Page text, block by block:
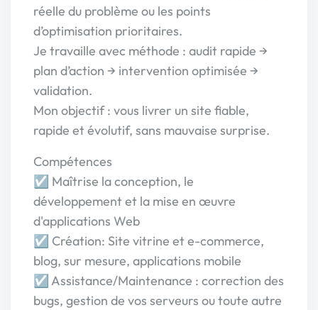
réelle du problème ou les points
d’optimisation prioritaires.
Je travaille avec méthode : audit rapide →
plan d’action → intervention optimisée →
validation.
Mon objectif : vous livrer un site fiable,
rapide et évolutif, sans mauvaise surprise.
Compétences
☑ Maîtrise la conception, le
développement et la mise en œuvre
d'applications Web
☑ Création: Site vitrine et e-commerce,
blog, sur mesure, applications mobile
☑ Assistance/Maintenance : correction des
bugs, gestion de vos serveurs ou toute autre